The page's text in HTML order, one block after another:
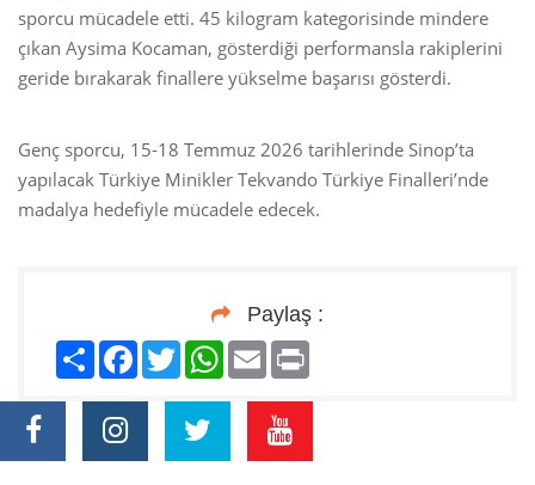
sporcu mücadele etti. 45 kilogram kategorisinde mindere
çıkan Aysima Kocaman, gösterdiği performansla rakiplerini
geride bırakarak finallere yükselme başarısı gösterdi.
Genç sporcu, 15-18 Temmuz 2026 tarihlerinde Sinop’ta
yapılacak Türkiye Minikler Tekvando Türkiye Finalleri’nde
madalya hedefiyle mücadele edecek.
Paylaş :
PaylaşFacebook
TwitterWhatsApp
Email